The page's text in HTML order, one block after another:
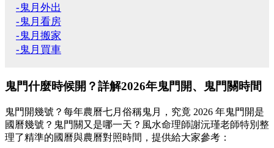
-鬼月外出
-鬼月看房
-鬼月搬家
-鬼月買車
鬼門什麼時候開？詳解2026年鬼門開、鬼門關時間
鬼門開幾號？每年農曆七月俗稱鬼月，究竟 2026 年鬼門開是
國曆幾號？鬼門關又是哪一天？風水命理師謝沅瑾老師特別整
理了精準的國曆與農曆對照時間，提供給大家參考：